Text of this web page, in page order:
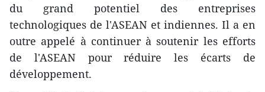
du grand potentiel des entreprises
technologiques de l'ASEAN et indiennes. Il a en
outre appelé à continuer à soutenir les efforts
de l'ASEAN pour réduire les écarts de
développement.